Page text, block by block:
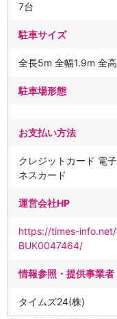
7台
駐車サイズ
全長5m 全幅1.9m 全
駐車場形態
お支払い方法
クレジットカード 電
ネスカード
運営会社HP
https://times-
BUK0047464/
情報参照・提供事業者
タイムズ24(株)